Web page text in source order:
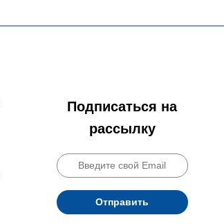
Подписаться на
рассылку
Отправить